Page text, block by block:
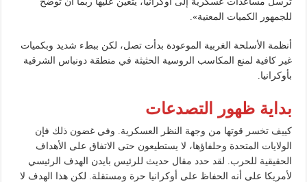
للجمهور الكميات المعنية».
أنظمة الأسلحة الغربية الموعودة بدأت تصل، لكن ببطء شديد وبكميات
غير كافية لمنع المكاسب الروسية الحثيثة في منطقة دونباس الشرقية
بأوكرانيا.
بداية ظهور التصدعات
كييف تخسر قوتها من وجهة النظر العسكرية. وفي غضون ذلك فإن
الولايات المتحدة وحلفاؤها، لا يستطيعون حتى الاتفاق على الأهداف
الحقيقية للحرب. لقد حدد مقال حديث للرئيس بايدن الهدف الرئيسي
لأمريكا على أنه الحفاظ على أوكرانيا حرة ومستقلة. لكن هذا الهدف لا